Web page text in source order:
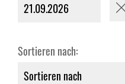
21.09.2026
Sortieren nach: